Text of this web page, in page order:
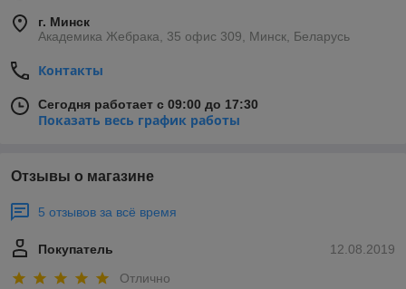
г. Минск
Академика Жебрака, 35 офис 309, Минск, Беларусь
Контакты
Сегодня работает с 09:00 до 17:30
Показать весь график работы
Отзывы о магазине
5 отзывов за всё время
12.08.2019
Покупатель
Отлично